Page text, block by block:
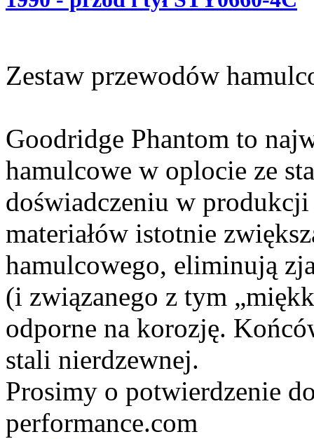
Zestaw przewodów
Goodridge Phantom to
hamulcowe w oplocie ze
doświadczeniu w
materiałów istotnie
hamulcowego, eliminują
(i związanego z tym
odporne na korozję.
stali nierdzewnej.
Prosimy o potwierdzenie
performance.com